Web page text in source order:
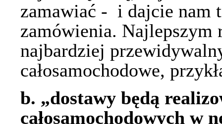
zamawiać - i dajcie nam
zamówienia. Najlepszym
najbardziej
całosamochodowe,
b. „dostawy będą
całosamochodowych w